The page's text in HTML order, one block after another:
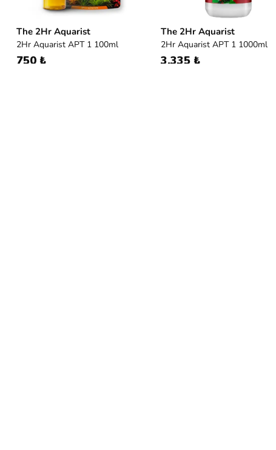
The 2Hr Aquarist
2Hr Aquarist APT 1 100ml
750 ₺
The 2Hr Aquarist
2Hr Aquarist APT 1 1000ml
3.335 ₺